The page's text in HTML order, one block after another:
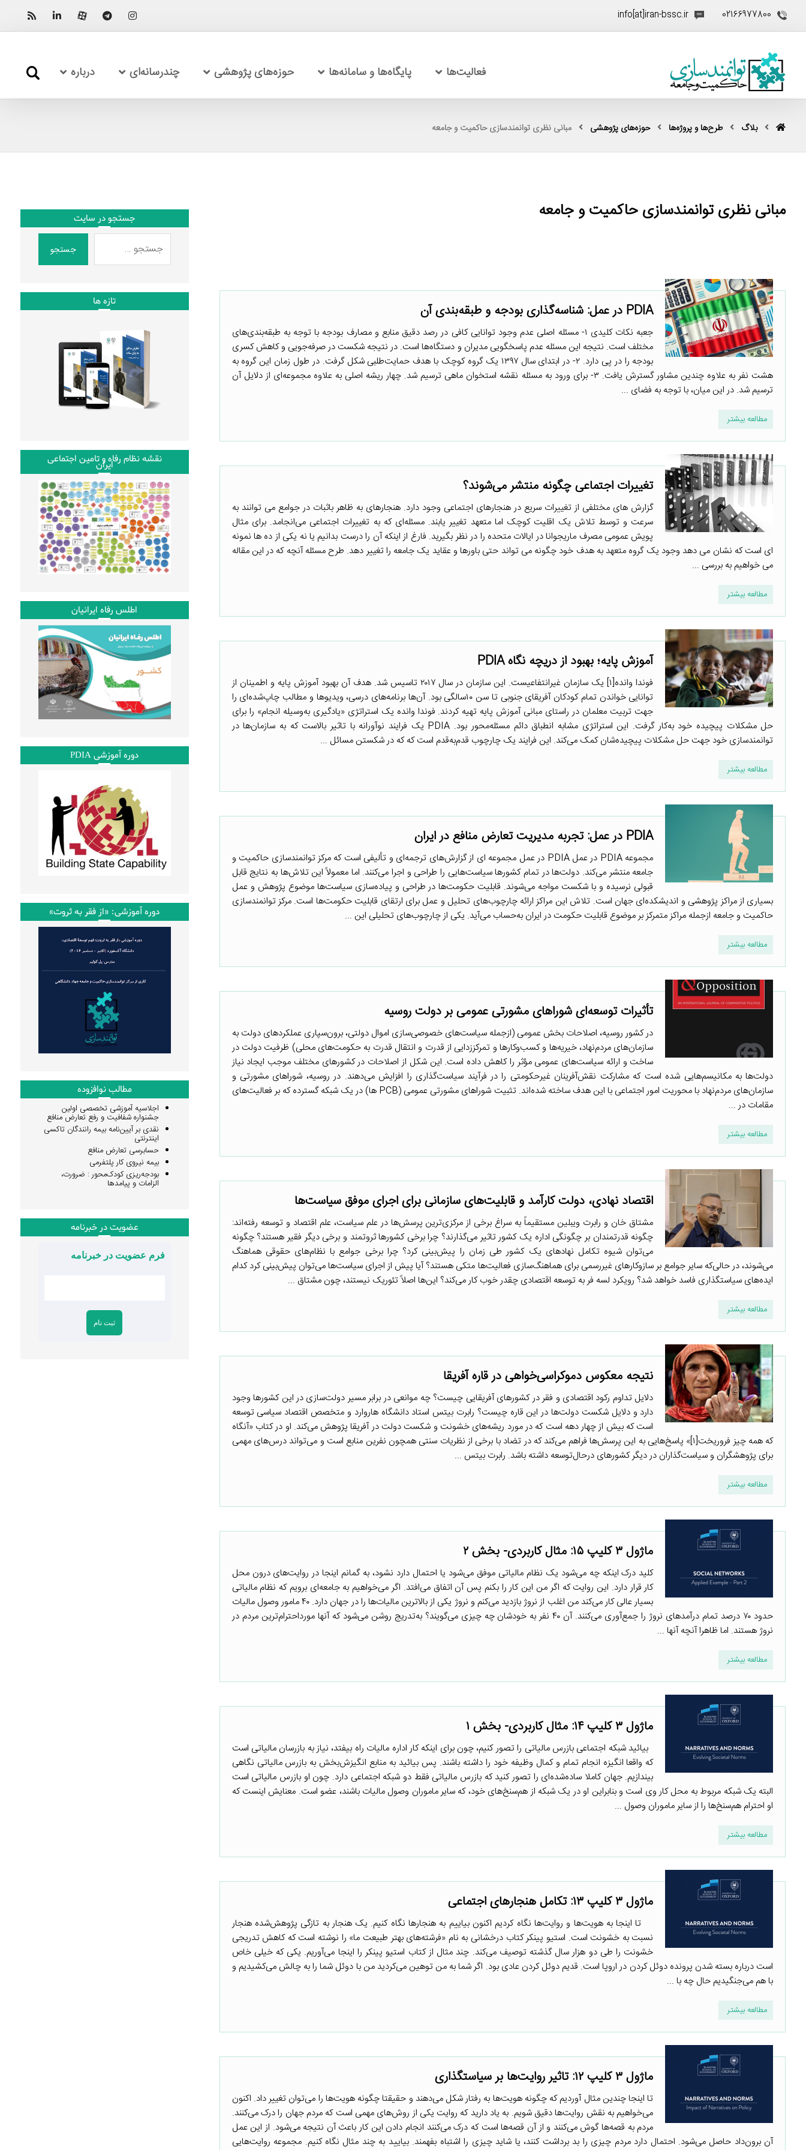
02166977800
info[at]iran-bssc.ir
فعالیت‌ها پایگاه‌ها و سامانه‌ها حوزه‌های پژوهشی چندرسانه‌ای درباره
بلاگ طرح‌ها و پروژه‌ها حوزه‌های پژوهشی مبانی نظری توانمندسازی حاکمیت و جامعه
مبانی نظری توانمندسازی حاکمیت و جامعه
PDIA در عمل: شناسه‌گذاری بودجه و طبقه‌بندی آن
جعبه نکات کلیدی ۱- مسئله اصلی عدم وجود توانایی کافی در رصد دقیق منابع و مصارف بودجه با توجه به طبقه‌بندی‌های
مختلف است. نتیجه این مسئله عدم پاسخگویی مدیران و دستگاه‌ها است. در نتیجه شکست در صرفه‌جویی و کاهش کسری
بودجه را در پی دارد. ۲- در ابتدای سال ۱۳۹۷ یک گروه کوچک با هدف حمایت‌طلبی شکل گرفت. در طول زمان این گروه به
هشت نفر به علاوه چندین مشاور گسترش یافت. ۳- برای ورود به مسئله نقشه استخوان ماهی ترسیم شد. چهار ریشه اصلی به علاوه مجموعه‌ای از دلایل آن
ترسیم شد. در این میان، با توجه به فضای ...
مطالعه بیشتر
تغییرات اجتماعی چگونه منتشر می‌شوند؟
گزارش های مختلفی از تغییرات سریع در هنجارهای اجتماعی وجود دارد. هنجارهای به ظاهر باثبات در جوامع می توانند به
سرعت و توسط تلاش یک اقلیت کوچک اما متعهد تغییر یابند. مسئله‌ای که به تغییرات اجتماعی می‌انجامد. برای مثال
پویش عمومی مصرف ماریجوانا در ایالات متحده را در نظر بگیرید. فارغ از اینکه آن را درست بدانیم یا نه یکی از ده ها نمونه
ای است که نشان می دهد وجود یک گروه متعهد به هدف خود چگونه می تواند حتی باورها و عقاید یک جامعه را تغییر دهد. طرح مسئله آنچه که در این مقاله
می خواهیم به بررسی ...
مطالعه بیشتر
آموزش پایه؛ بهبود از دریچه نگاه PDIA
فوندا وانده[۱] یک سازمان غیرانتفاعیست. این سازمان در سال ۲۰۱۷ تاسیس شد. هدف آن بهبود آموزش پایه و اطمینان از
توانایی خواندن تمام کودکان آفریقای جنوبی تا سن ۱۰سالگی بود. آن‌ها برنامه‌های درسی، ویدیوها و مطالب چاپ‌شده‌ای را
جهت تربیت معلمان در راستای مبانی آموزش پایه تهیه کردند. فوندا وانده یک استراتژی «یادگیری به‌وسیله انجام» را برای
حل مشکلات پیچیده خود به‌کار گرفت. این استراتژی مشابه انطباق دائم مسئله‌محور بود. PDIA یک فرایند نوآورانه با تاثیر بالاست که به سازمان‌ها در
توانمندسازی خود جهت حل مشکلات پیچیده‌شان کمک می‌کند. این فرایند یک چارچوب قدم‌به‌قدم است که که در شکستن مسائل ...
مطالعه بیشتر
PDIA در عمل: تجربه مدیریت تعارض منافع در ایران
مجموعه PDIA در عمل PDIA در عمل مجموعه ای از گزارش‌های ترجمه‌ای و تألیفی است که مرکز توانمندسازی حاکمیت و
جامعه منتشر می‌کند. دولت‌ها در تمام کشورها سیاست‌هایی را طراحی و اجرا می‌کنند. اما معمولاً این تلاش‌ها به نتایج قابل
قبولی نرسیده و با شکست مواجه می‌شوند. قابلیت حکومت‌ها در طراحی و پیاده‌سازی سیاست‌ها موضوع پژوهش و عمل
بسیاری از مراکز پژوهشی و اندیشکده‌ای جهان است. تلاش این مراکز ارائه چارچوب‌های تحلیل و عمل برای ارتقای قابلیت حکومت‌ها است. مرکز توانمندسازی
حاکمیت و جامعه ازجمله مراکز متمرکز بر موضوع قابلیت حکومت در ایران به‌حساب می‌آید. یکی از چارچوب‌های تحلیلی این ...
مطالعه بیشتر
تأثیرات توسعه‌ای شوراهای مشورتی عمومی بر دولت روسیه
در کشور روسیه، اصلاحات بخش عمومی (ازجمله سیاست‌های خصوصی‌سازی اموال دولتی، برون‌سپاری عملکردهای دولت به
سازمان‌های مردم‌نهاد، خیریه‌ها و کسب‌وکارها و تمرکززدایی از قدرت و انتقال قدرت به حکومت‌های محلی) ظرفیت دولت در
ساخت و ارائه سیاست‌های عمومی مؤثر را کاهش داده است. این شکل از اصلاحات در کشورهای مختلف موجب ایجاد نیاز
دولت‌ها به مکانیسم‌هایی شده است که مشارکت نقش‌آفرینان غیرحکومتی را در فرآیند سیاست‌گذاری را افزایش می‌دهند. در روسیه، شوراهای مشورتی و
سازمان‌های مردم‌نهاد با محوریت امور اجتماعی با این هدف ساخته شده‌اند. تثبیت شوراهای مشورتی عمومی (PCB ها) در یک شبکه گسترده که بر فعالیت‌های
مقامات در ...
مطالعه بیشتر
اقتصاد نهادی، دولت کارآمد و قابلیت‌های سازمانی برای اجرای موفق سیاست‌ها
مشتاق خان و رابرت ویبلین مستقیماً به سراغ برخی از مرکزی‌ترین پرسش‌ها در علم سیاست، علم اقتصاد و توسعه رفته‌اند:
چگونه قدرتمندان بر چگونگی اداره یک کشور تاثیر می‌گذارند؟ چرا برخی کشورها ثروتمند و برخی دیگر فقیر هستند؟ چگونه
می‌توان شیوه تکامل نهادهای یک کشور طی زمان را پیش‌بینی کرد؟ چرا برخی جوامع با نظام‌های حقوقی هماهنگ
می‌شوند، در حالی‌که سایر جوامع بر سازوکارهای غیررسمی برای هماهنگ‌سازی فعالیت‌ها متکی هستند؟ آیا پیش از اجرای سیاست‌ها می‌توان پیش‌بینی کرد کدام
ایده‌های سیاستگذاری فاسد خواهد شد؟ رویکرد لسه فر به توسعه اقتصادی چقدر خوب کار می‌کند؟ این‌ها اصلاً تئوریک نیستند، چون مشتاق ...
مطالعه بیشتر
نتیجه معکوس دموکراسی‌خواهی در قاره آفریقا
دلایل تداوم رکود اقتصادی و فقر در کشورهای آفریقایی چیست؟ چه موانعی در برابر مسیر دولت‌سازی در این کشورها وجود
دارد و دلایل شکست دولت‌ها در این قاره چیست؟ رابرت بیتس استاد دانشگاه هاروارد و متخصص اقتصاد سیاسی توسعه
است که بیش از چهار دهه است که در مورد ریشه‌های خشونت و شکست دولت در آفریقا پژوهش می‌کند. او در کتاب «آنگاه
که همه چیز فروریخت[۱]» پاسخ‌هایی به این پرسش‌ها فراهم می‌کند که در تضاد با برخی از نظریات سنتی همچون نفرین منابع است و می‌تواند درس‌های مهمی
برای پژوهشگران و سیاست‌گذاران در دیگر کشورهای درحال‌توسعه داشته باشد. رابرت بیتس ...
مطالعه بیشتر
ماژول ۳ کلیپ ۱۵: مثال کاربردی- بخش ۲
کلید درک اینکه چه می‌شود یک نظام مالیاتی موفق می‌شود یا احتمال دارد نشود، به گمانم اینجا در روایت‌های درون محل
کار قرار دارد. این روایت که اگر من این کار را بکنم پس آن اتفاق می‌افتد. اگر می‌خواهیم به جامعه‌‌ای برویم که نظام مالیاتی
بسیار عالی کار می‌کند من اغلب از نروژ بازدید می‌کنم و نروژ یکی از بالاترین مالیات‌ها را در جهان دارد. ۴۰ مامور وصول مالیات
حدود ۷۰ درصد تمام درآمدهای نروژ را جمع‌آوری می‌کنند. آن ۴۰ نفر به خودشان چه چیزی می‌گویند؟ به‌تدریج روشن می‌شود که آنها مورداحترام‌ترین مردم در
نروژ هستند. اما ظاهرا آنچه آنها ...
مطالعه بیشتر
ماژول ۳ کلیپ ۱۴: مثال کاربردی- بخش ۱
بیائید شبکه اجتماعی بازرس مالیاتی را تصور کنیم، چون برای اینکه کار اداره مالیات راه بیفتد، نیاز به بازرسان مالیاتی است
که واقعا انگیزه انجام تمام و کمال وظیفه خود را داشته باشند. پس بیائید به منابع انگیزش‌بخش به بازرس مالیاتی نگاهی
بیندازیم. جهان کاملا ساده‌شده‌‌ای را تصور کنید که بازرس مالیاتی فقط دو شبکه اجتماعی دارد. چون او بازرس مالیاتی است
البته یک شبکه مربوط به محل کار وی است و بنابراین او در یک شبکه از هم‌سنخ‌های خود، که سایر ماموران وصول مالیات باشند، عضو است. معنایش اینست که
او احترام هم‌سنخ‌ها را از سایر ماموران وصول ...
مطالعه بیشتر
ماژول ۳ کلیپ ۱۳: تکامل هنجارهای اجتماعی
تا اینجا به هویت‌ها و روایت‌ها نگاه کردیم اکنون بیاییم به هنجارها نگاه کنیم. یک هنجار به تازگی پژوهش‌شده هنجار
نسبت به خشونت است. استیو پینکر کتاب درخشانی به نام «فرشته‌های بهتر طبیعت ما» را نوشته است که کاهش تدریجی
خشونت را طی دو هزار سال گذشته توصیف می‌کند. چند مثال از کتاب استیو پینکر را اینجا می‌آوریم. یکی که خیلی خاص
است درباره بسته شدن پرونده دوئل کردن در اروپا است. قدیم دوئل کردن عادی بود. اگر شما به من توهین می‌کردید من با دوئل شما را به چالش می‌کشیدیم و
با هم می‌جنگیدیم حال چه با ...
مطالعه بیشتر
ماژول ۳ کلیپ ۱۲: تاثیر روایت‌ها بر سیاستگذاری
تا اینجا چندین مثال آوردیم که چگونه هویت‌ها به رفتار شکل می‌دهند و حقیقتا چگونه هویت‌ها را می‌توان تغییر داد. اکنون
می‌خواهیم به نقش روایت‌ها دقیق شویم. به یاد دارید که روایت یکی از روش‌های مهمی است که مردم جهان را درک می‌کنند.
مردم به قصه‌ها گوش می‌کنند و از آن قصه‌ها است که درک می‌کنند انجام دادن این کار باعث آن نتیجه می‌شود. از این عمل
آن برون‌داد حاصل می‌شود. احتمال دارد مردم چیزی را بد برداشت کنند، یا شاید چیزی را اشتباه بفهمند. بیایید به چند مثال نگاه کنیم. مجموعه روایت‌هایی
جستجو در سایت
جستجو
تازه ها
نقشه نظام رفاه و تامین اجتماعی
ایران
اطلس رفاه ایرانیان
دوره آموزشی PDIA
دوره آموزشی: «از فقر به ثروت»
مطالب نوافزوده
اجلاسیه آموزشی تخصصی اولین
جشنواره شفافیت و رفع تعارض منافع
نقدی بر آیین‌نامه بیمه رانندگان تاکسی
اینترنتی
حسابرسی تعارض منافع
بیمه نیروی کار پلتفرمی
بودجه‌ریزی کودک‌محور : ضرورت،
الزامات و پیامدها
عضویت در خبرنامه
فرم عضویت در خبرنامه